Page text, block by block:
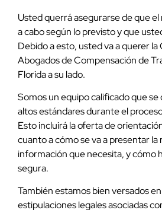
Usted querrá asegurarse de que el
a cabo según lo previsto y que
Debido a esto, usted va a querer la
Abogados de Compensación de
Florida a su lado.
Somos un equipo calificado que
altos estándares durante el
Esto incluirá la oferta de
cuanto a cómo se va a presentar la
información que necesita, y cómo
segura.
También estamos bien versados
estipulaciones legales asociadas